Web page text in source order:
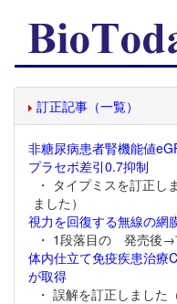
訂正記事（一覧）
非糖尿病患者腎機能値
プラセボ差引0.7抑制
・ タイプミスを訂正
ました）
視力を回復する無線の網
・ 1段落目の 発売後→
体内仕立て免疫疾患治療
が取得
・ 誤解を訂正しました